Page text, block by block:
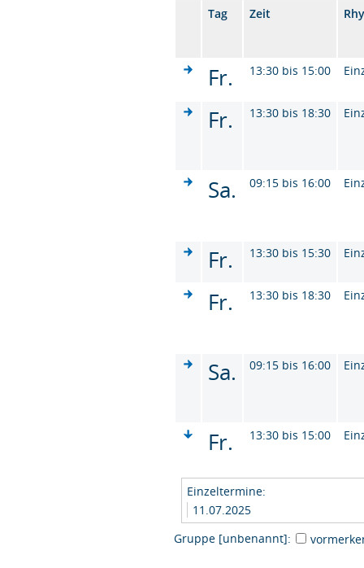
Tag Zeit
Fr. 13:30 bis 15:00
Fr. 13:30 bis 18:30
Sa. 09:15 bis 16:00
Fr. 13:30 bis 15:30
Fr. 13:30 bis 18:30
Sa. 09:15 bis 16:00
Fr. 13:30 bis 15:00
Einzeltermine:
11.07.2025
Gruppe [unbenannt]: